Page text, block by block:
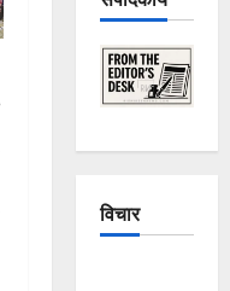
विचार